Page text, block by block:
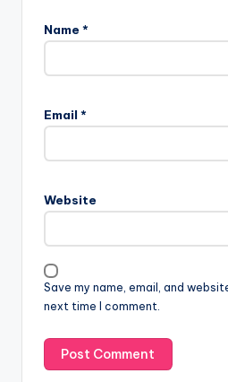
Name *
Email *
Website
Save my name, email, and
next time I comment.